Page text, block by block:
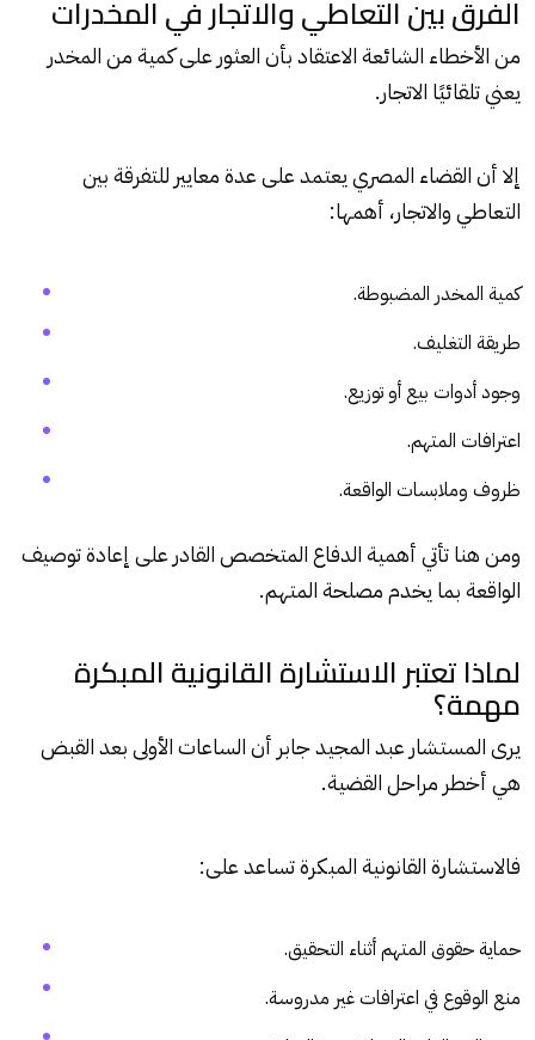
الفرق بين التعاطي والاتجار في المخدرات
من الأخطاء الشائعة الاعتقاد بأن العثور على كمية من المخدر
يعني تلقائيًا الاتجار.
إلا أن القضاء المصري يعتمد على عدة معايير للتفرقة بين
التعاطي والاتجار، أهمها:
كمية المخدر المضبوطة.
طريقة التغليف.
وجود أدوات بيع أو توزيع.
اعترافات المتهم.
ظروف وملابسات الواقعة.
ومن هنا تأتي أهمية الدفاع المتخصص القادر على إعادة توصيف
الواقعة بما يخدم مصلحة المتهم.
لماذا تعتبر الاستشارة القانونية المبكرة
مهمة؟
يرى المستشار عبد المجيد جابر أن الساعات الأولى بعد القبض
هي أخطر مراحل القضية.
فالاستشارة القانونية المبكرة تساعد على:
حماية حقوق المتهم أثناء التحقيق.
منع الوقوع في اعترافات غير مدروسة.